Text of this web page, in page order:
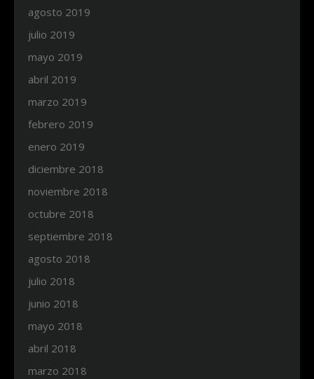
agosto 2019
julio 2019
mayo 2019
abril 2019
marzo 2019
febrero 2019
enero 2019
diciembre 2018
noviembre 2018
octubre 2018
septiembre 2018
agosto 2018
julio 2018
junio 2018
mayo 2018
abril 2018
marzo 2018